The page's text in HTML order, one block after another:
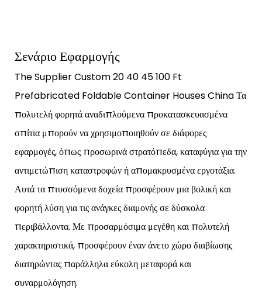
Σενάριο Εφαρμογής
The Supplier Custom 20 40 45 100 Ft
Prefabricated Foldable Container Houses China Τα
πολυτελή φορητά αναδιπλούμενα προκατασκευασμένα
σπίτια μπορούν να χρησιμοποιηθούν σε διάφορες
εφαρμογές, όπως προσωρινά στρατόπεδα, καταφύγια για την
αντιμετώπιση καταστροφών ή απομακρυσμένα εργοτάξια.
Αυτά τα πτυσσόμενα δοχεία προσφέρουν μια βολική και
φορητή λύση για τις ανάγκες διαμονής σε δύσκολα
περιβάλλοντα. Με προσαρμόσιμα μεγέθη και πολυτελή
χαρακτηριστικά, προσφέρουν έναν άνετο χώρο διαβίωσης
διατηρώντας παράλληλα εύκολη μεταφορά και
συναρμολόγηση.